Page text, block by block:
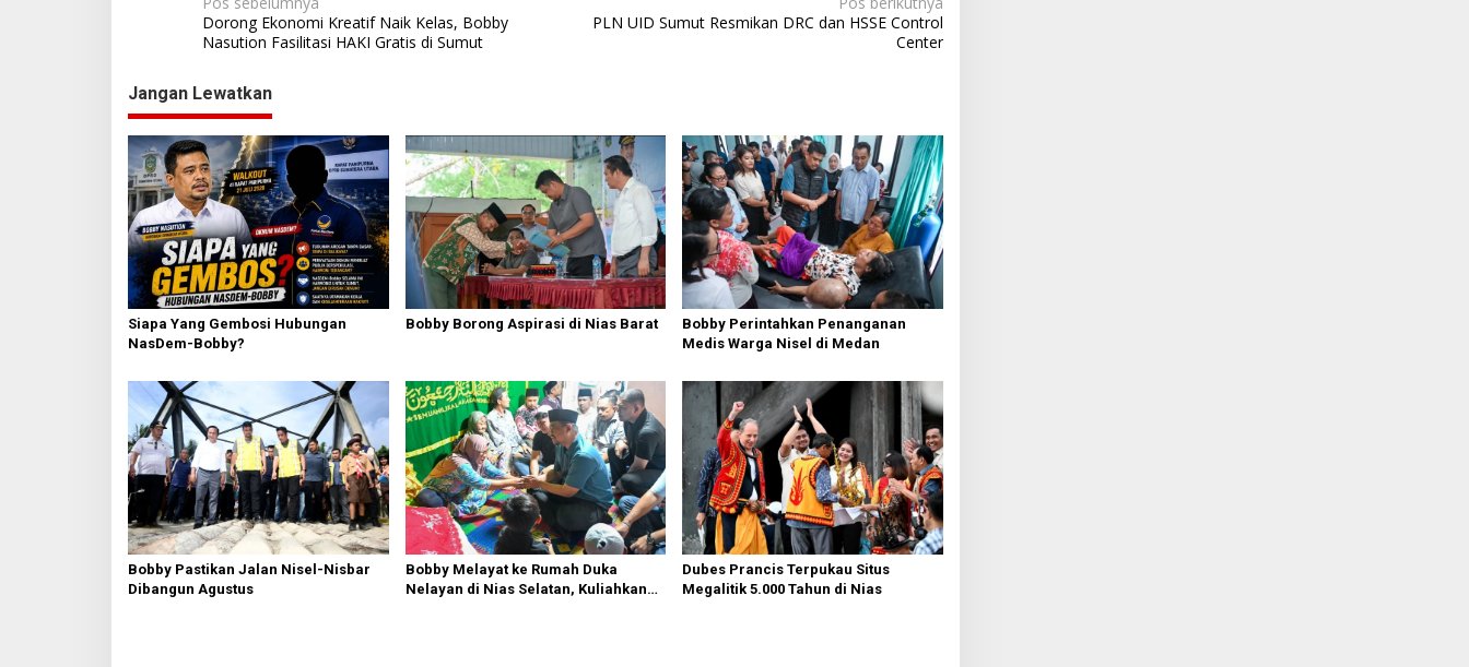
N
a
i
g
a
s
i
p
o
s
Dorong Ekonomi Kreatif Naik Kelas, Bobby
Nasution Fasilitasi HAKI Gratis di Sumut
PLN UID Sumut Resmikan DRC dan HSSE Control
Center
Jangan Lewatkan
Siapa Yang Gembosi Hubungan
NasDem-Bobby?
Bobby Borong Aspirasi di Nias Barat
Bobby Perintahkan Penanganan
Medis Warga Nisel di Medan
Bobby Pastikan Jalan Nisel-Nisbar
Dibangun Agustus
Bobby Melayat ke Rumah Duka
Nelayan di Nias Selatan, Kuliahkan
Dubes Prancis Terpukau Situs
Megalitik 5.000 Tahun di Nias